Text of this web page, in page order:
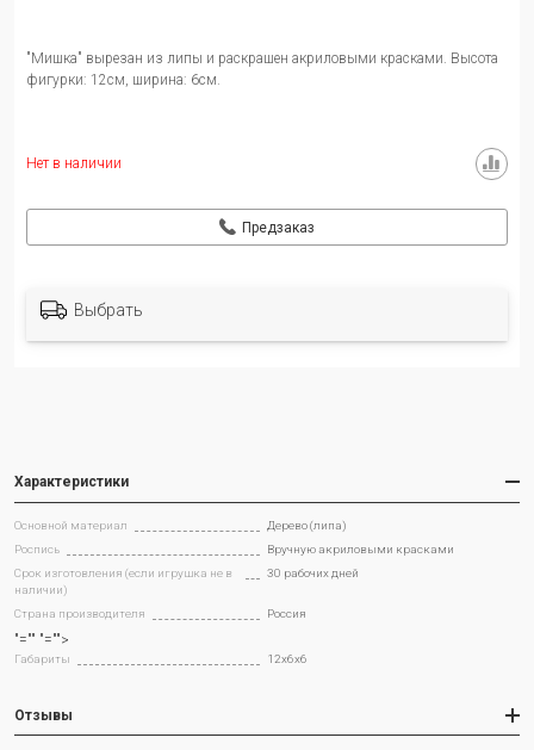
Нет в наличии
"Мишка" вырезан из липы и раскрашен акриловыми красками. Высота
фигурки: 12см, ширина: 6см.
Предзаказ
Выбрать
Характеристики
Основной материал
Дерево (липа)
Роспись
Вручную акриловыми красками
Срок изготовления (если игрушка не в
наличии)
30 рабочих дней
Страна производителя Россия
"="" "="">
Габариты 12x6x6
Отзывы